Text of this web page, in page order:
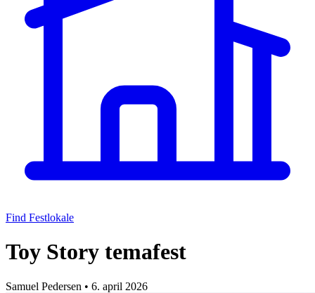
Find Festlokale
Toy Story temafest
Samuel Pedersen • 6. april 2026